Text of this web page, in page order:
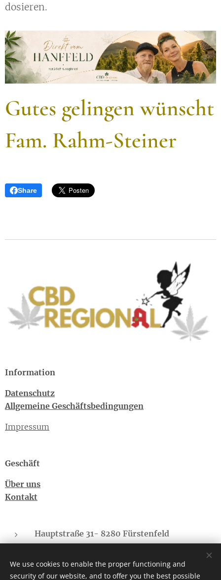
dosieren.
Gutes gelingen wünscht
Fam. Rahm-Steiner
Share
Information
Datenschutz
Allgemeine Geschäftsbedingungen
Impressum
Geschäft
Über uns
Kontakt
Hauptstraße 31- 8280 Fürstenfeld
cbd-regional.suedbgld@gmx.at
We use cookies to enable the proper functioning and
security of our website, and to offer you the best possible